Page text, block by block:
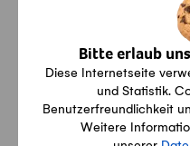
Bitte erlaub
Diese Internetseite
und Statistik.
Benutzerfreundlichkeit
Weitere